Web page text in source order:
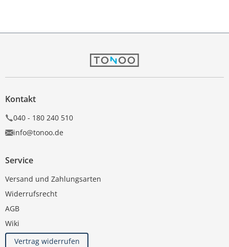
Kontakt
040 - 180 240 510
info@tonoo.de
Service
Versand und Zahlungsarten
Widerrufsrecht
AGB
Wiki
Vertrag widerrufen